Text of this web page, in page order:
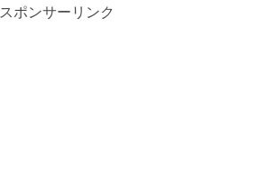
スポンサーリンク